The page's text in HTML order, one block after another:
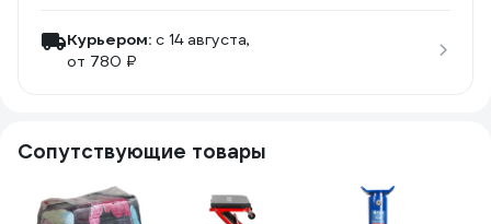
Курьером: c 14 августа,
от 780 ₽
Сопутствующие товары